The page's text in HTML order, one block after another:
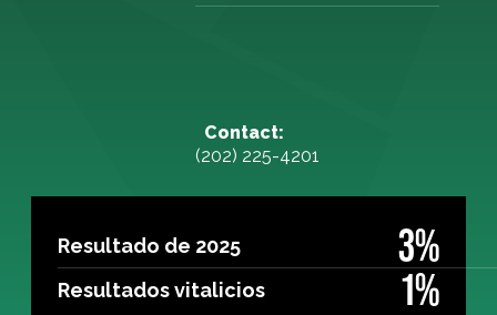
Contact:
(202) 225-4201
Resultado de 2025 3%
Resultados vitalicios 1%